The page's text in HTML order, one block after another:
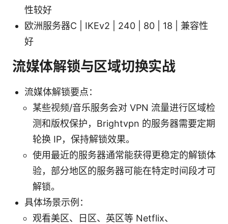
性较好
欧洲服务器C | IKEv2 | 240 | 80 | 18 | 兼容性
好
流媒体解锁与区域切换实战
流媒体解锁要点：
某些视频/音乐服务会对 VPN 流量进行区域检
测和版权保护，Brightvpn 的服务器需要定期
轮换 IP，保持解锁效果。
使用最近的服务器通常能获得更稳定的解锁体
验，部分地区的服务器可能在特定时间段才可
解锁。
具体场景示例：
观看美区、日区、英区等 Netflix、